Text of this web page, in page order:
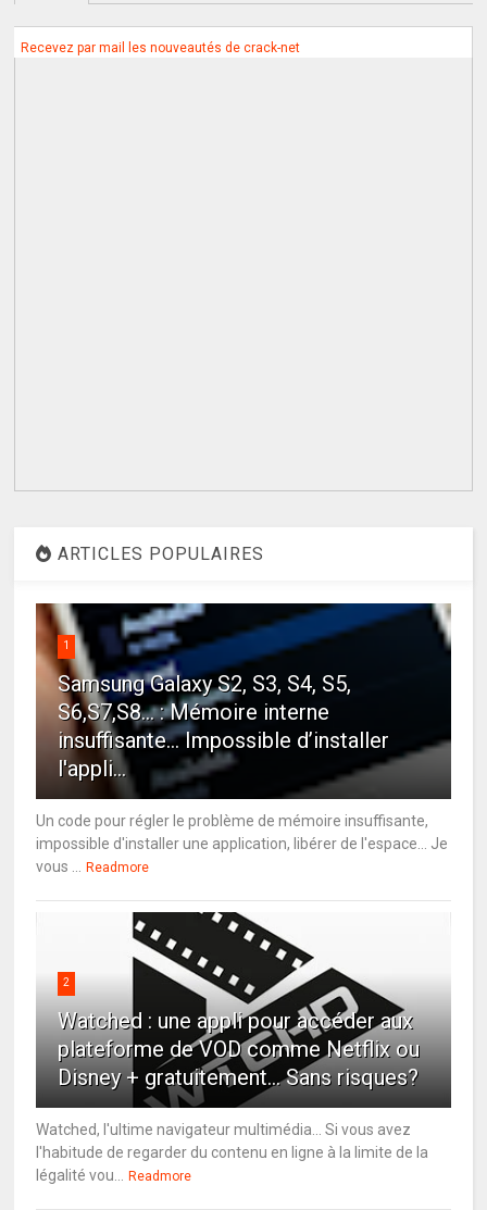
Recevez par mail les nouveautés de crack-net
ARTICLES POPULAIRES
1
Samsung Galaxy S2, S3, S4, S5,
S6,S7,S8... : Mémoire interne
insuffisante… Impossible d’installer
l'appli...
Un code pour régler le problème de mémoire insuffisante,
impossible d'installer une application, libérer de l'espace... Je
vous ...
Readmore
2
Watched : une appli pour accéder aux
plateforme de VOD comme Netflix ou
Disney + gratuitement... Sans risques?
Watched, l'ultime navigateur multimédia... Si vous avez
l'habitude de regarder du contenu en ligne à la limite de la
légalité vou...
Readmore